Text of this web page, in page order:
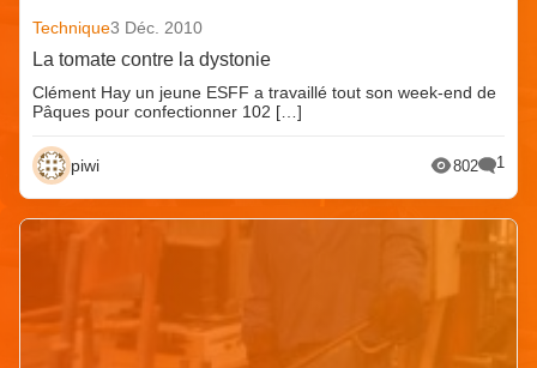
Technique3 Déc. 2010
La tomate contre la dystonie
Clément Hay un jeune ESFF a travaillé tout son week-end de
Pâques pour confectionner 102 […]
piwi 802 1